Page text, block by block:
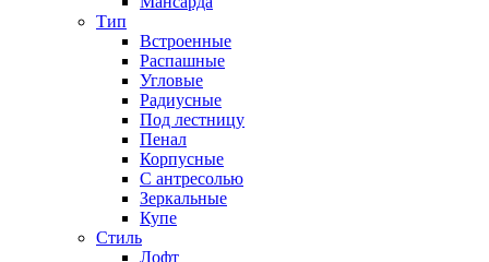
Тип
Встроенные
Распашные
Угловые
Радиусные
Под лестницу
Пенал
Корпусные
С антресолью
Зеркальные
Купе
Стиль
Лофт